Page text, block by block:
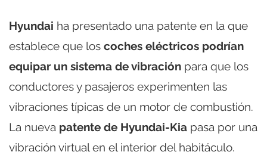
Hyundai ha presentado una patente en la que
establece que los coches eléctricos podrían
equipar un sistema de vibración para que los
conductores y pasajeros experimenten las
vibraciones típicas de un motor de combustión.
La nueva patente de Hyundai-Kia pasa por una
vibración virtual en el interior del habitáculo.